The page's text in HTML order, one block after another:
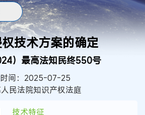
技术方案的确定
）最高法知民终550号
间：2025-07-25
民法院知识产权法庭
技术特征